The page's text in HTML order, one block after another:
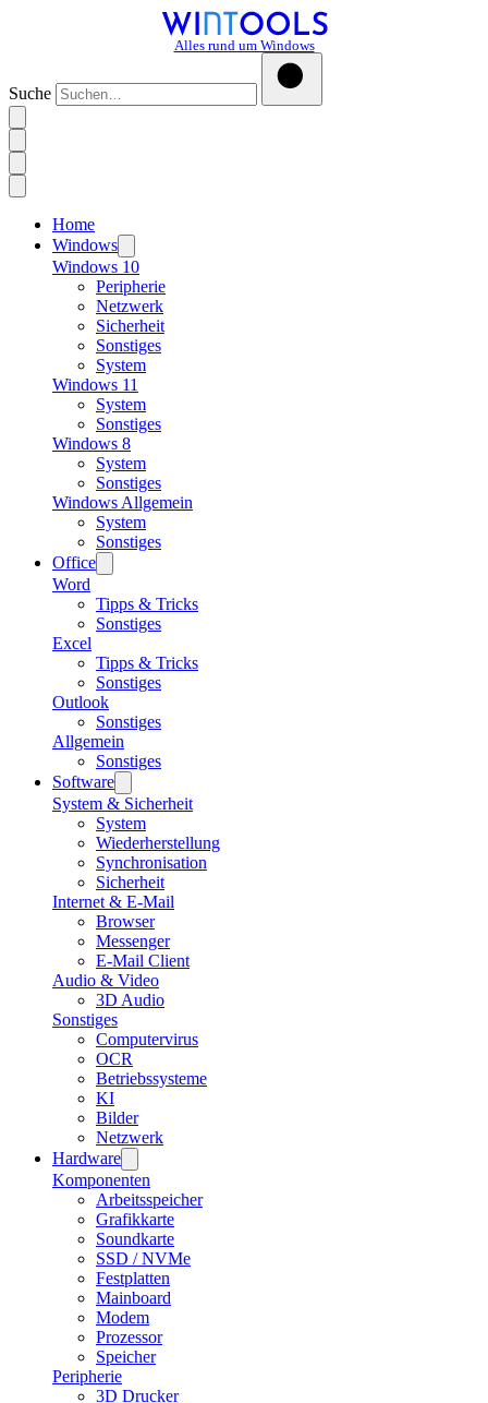
Alles rund um Windows
Suche
Home
Windows
Windows 10
Peripherie
Netzwerk
Sicherheit
Sonstiges
System
Windows 11
System
Sonstiges
Windows 8
System
Sonstiges
Windows Allgemein
System
Sonstiges
Office
Word
Tipps & Tricks
Sonstiges
Excel
Tipps & Tricks
Sonstiges
Outlook
Sonstiges
Allgemein
Sonstiges
Software
System & Sicherheit
System
Wiederherstellung
Synchronisation
Sicherheit
Internet & E-Mail
Browser
Messenger
E-Mail Client
Audio & Video
3D Audio
Sonstiges
Computervirus
OCR
Betriebssysteme
KI
Bilder
Netzwerk
Hardware
Komponenten
Arbeitsspeicher
Grafikkarte
Soundkarte
SSD / NVMe
Festplatten
Mainboard
Modem
Prozessor
Speicher
Peripherie
3D Drucker